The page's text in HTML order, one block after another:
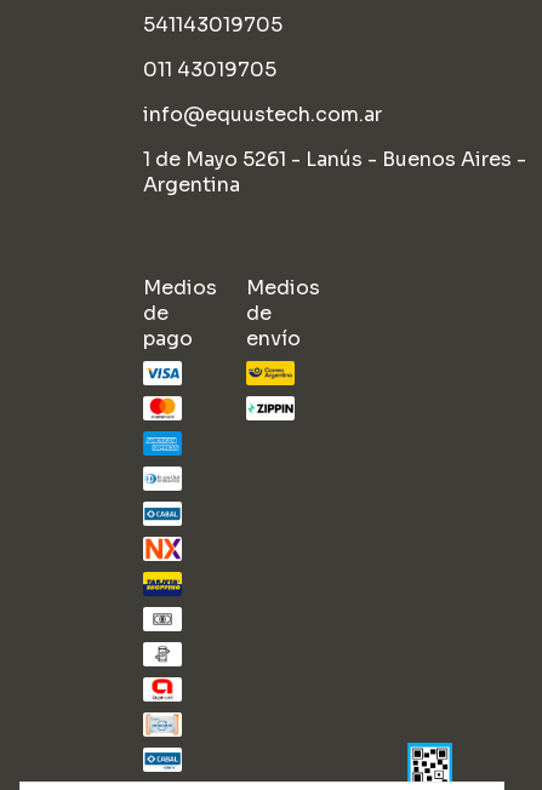
541143019705
011 43019705
info@equustech.com.ar
1 de Mayo 5261 - Lanús - Buenos Aires -
Argentina
Medios
de
pago
Medios
de
envío